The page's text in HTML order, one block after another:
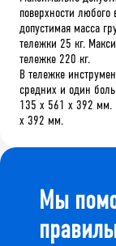
поверхности
допустимая масса
тележки 25 кг.
тележке 220 кг.
В тележке
средних и один
135 х 561 х 392 мм.
х 392 мм.
Мы